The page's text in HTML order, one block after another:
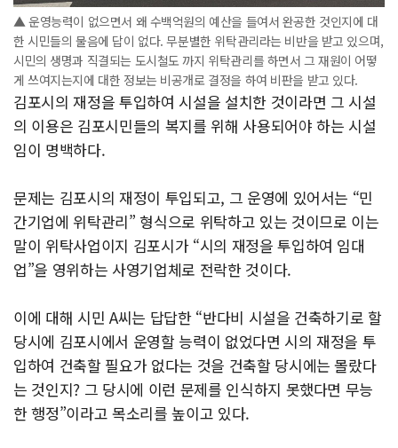
▲ 운영능력이 없으면서 왜 수백억원의 예산을 들여서 완공한 것인지에 대
한 시민들의 물음에 답이 없다. 무분별한 위탁관리라는 비반을 받고 있으며,
시민의 생명과 직결되는 도시철도 까지 위탁관리를 하면서 그 재원이 어떻
게 쓰여지는지에 대한 정보는 비공개로 결정을 하여 비판을 받고 있다.
김포시의 재정을 투입하여 시설을 설치한 것이라면 그 시설
의 이용은 김포시민들의 복지를 위해 사용되어야 하는 시설
임이 명백하다.
문제는 김포시의 재정이 투입되고, 그 운영에 있어서는 “민
간기업에 위탁관리” 형식으로 위탁하고 있는 것이므로 이는
말이 위탁사업이지 김포시가 “시의 재정을 투입하여 임대
업”을 영위하는 사영기업체로 전락한 것이다.
이에 대해 시민 A씨는 답답한 “반다비 시설을 건축하기로 할
당시에 김포시에서 운영할 능력이 없었다면 시의 재정을 투
입하여 건축할 필요가 없다는 것을 건축할 당시에는 몰랐다
는 것인지? 그 당시에 이런 문제를 인식하지 못했다면 무능
한 행정”이라고 목소리를 높이고 있다.